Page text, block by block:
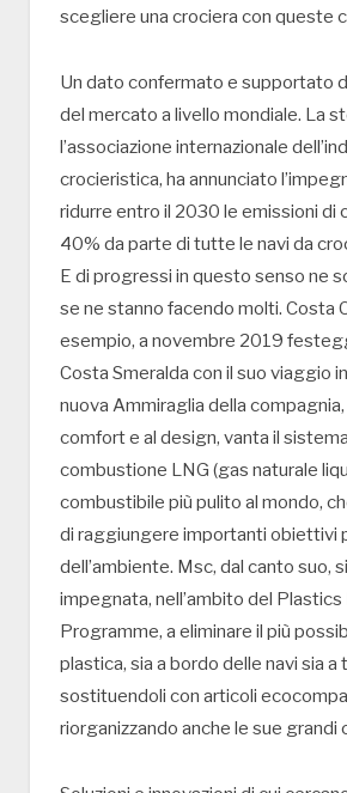
scegliere una crociera con queste
Un dato confermato e supportato
del mercato a livello mondiale. La
l’associazione internazionale
crocieristica, ha annunciato
ridurre entro il 2030 le emissioni di
40% da parte di tutte le navi da
E di progressi in questo senso ne
se ne stanno facendo molti. Costa
esempio, a novembre 2019
Costa Smeralda con il suo viaggio
nuova Ammiraglia della
comfort e al design, vanta il
combustione LNG (gas naturale
combustibile più pulito al mondo,
di raggiungere importanti obiettivi
dell’ambiente. Msc, dal canto suo,
impegnata, nell’ambito del
Programme, a eliminare il più
plastica, sia a bordo delle navi sia a
sostituendoli con articoli
riorganizzando anche le sue grandi